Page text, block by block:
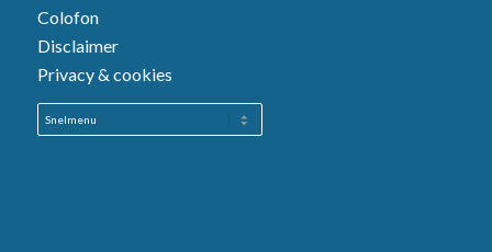
Colofon
Disclaimer
Privacy & cookies